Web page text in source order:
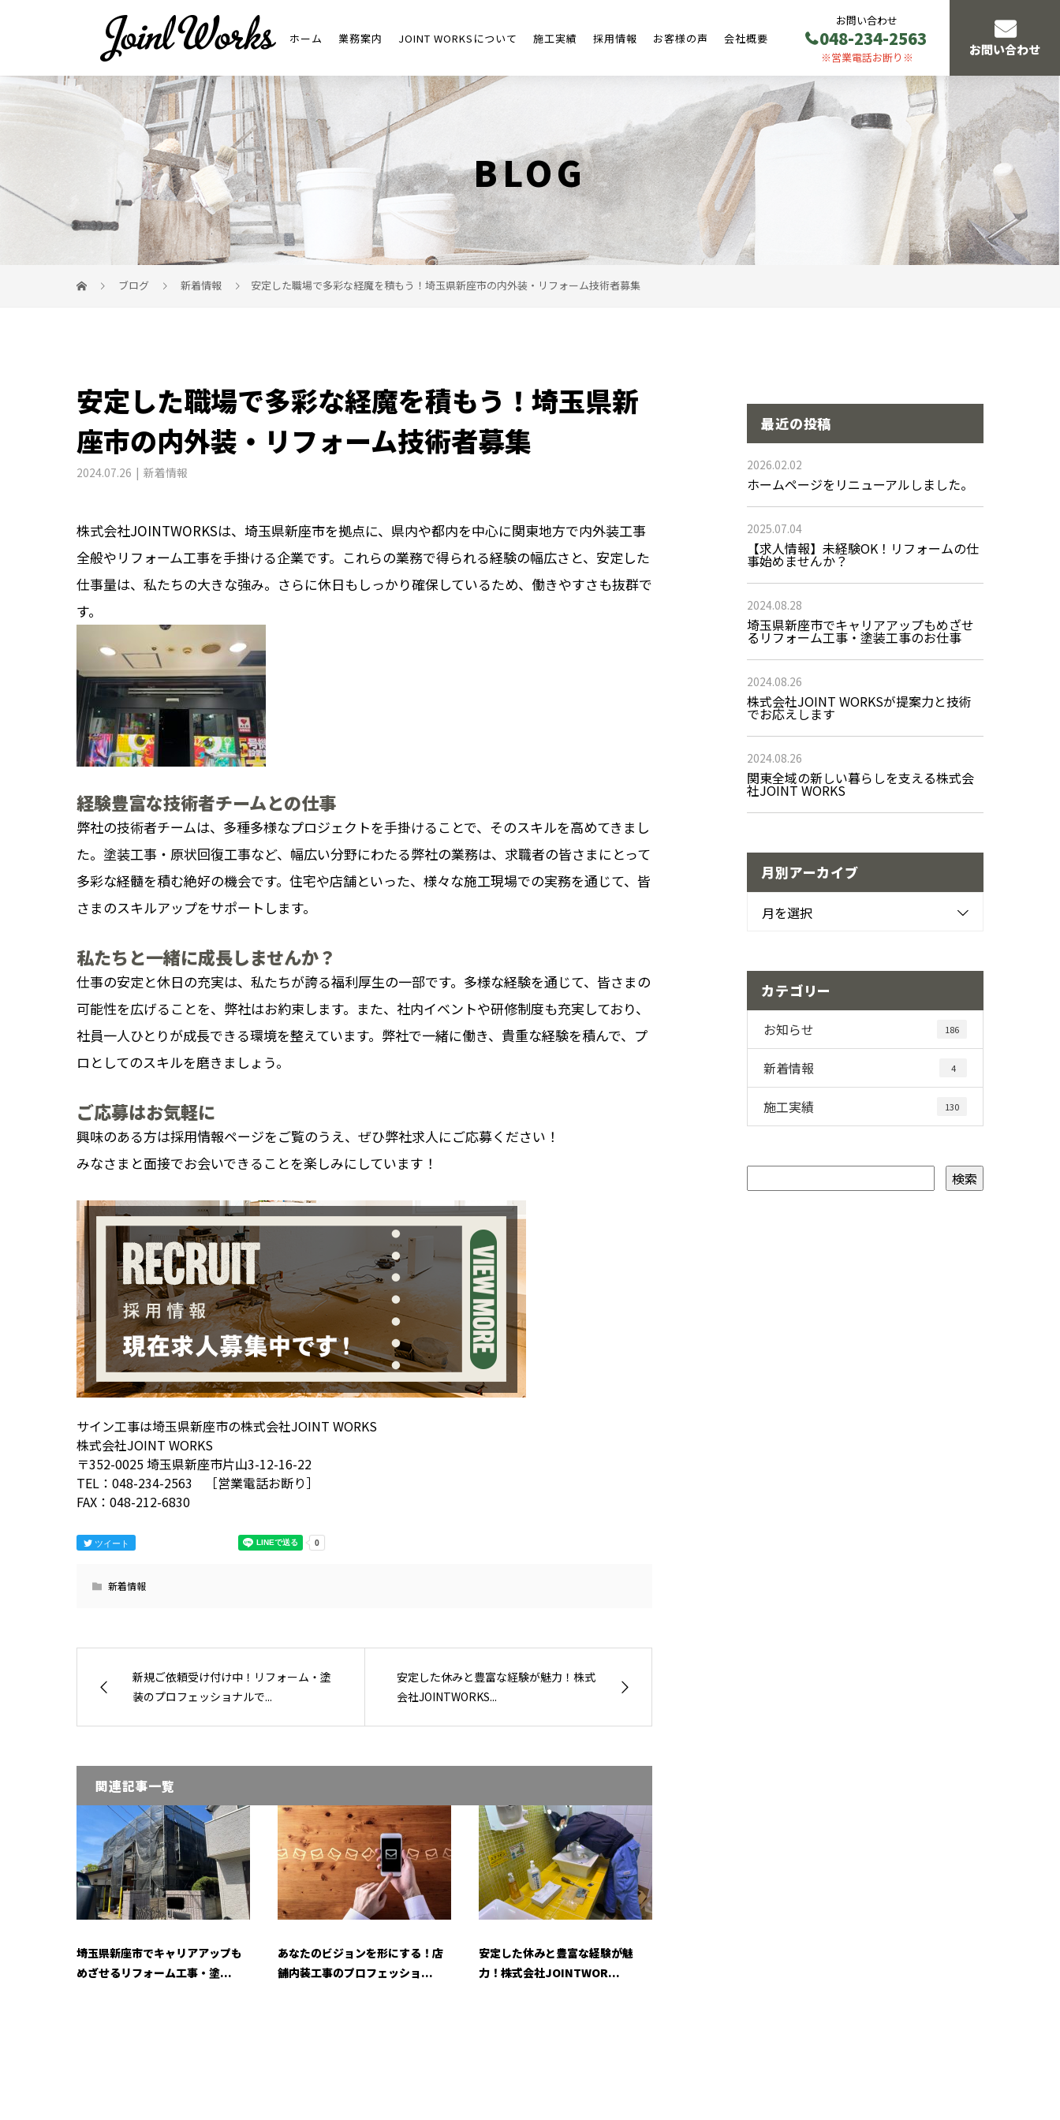
ホーム 業務案内 JOINT WORKSについて 施工実績 採用情報 お客様の声 会社概要
お問い合わせ
048-234-2563
※営業電話お断り※ お問い合わせ
BLOG
ブログ 新着情報 安定した職場で多彩な経魔を積もう！埼玉県新座市の内外装・リフォーム技術者募集
安定した職場で多彩な経魔を積もう！埼玉県新
座市の内外装・リフォーム技術者募集
2024.07.26 新着情報
株式会社JOINTWORKSは、埼玉県新座市を拠点に、県内や都内を中心に関東地方で内外装工事
全般やリフォーム工事を手掛ける企業です。これらの業務で得られる経験の幅広さと、安定した
仕事量は、私たちの大きな強み。さらに休日もしっかり確保しているため、働きやすさも抜群で
す。
経験豊富な技術者チームとの仕事
弊社の技術者チームは、多種多様なプロジェクトを手掛けることで、そのスキルを高めてきまし
た。塗装工事・原状回復工事など、幅広い分野にわたる弊社の業務は、求職者の皆さまにとって
多彩な経髓を積む絶好の機会です。住宅や店舗といった、様々な施工現場での実務を通じて、皆
さまのスキルアップをサポートします。
私たちと一緒に成長しませんか？
仕事の安定と休日の充実は、私たちが誇る福利厚生の一部です。多様な経験を通じて、皆さまの
可能性を広げることを、弊社はお約束します。また、社内イベントや研修制度も充実しており、
社員一人ひとりが成長できる環境を整えています。弊社で一緒に働き、貴重な経験を積んで、プ
ロとしてのスキルを磨きましょう。
ご応募はお気軽に
興味のある方は採用情報ページをご覧のうえ、ぜひ弊社求人にご応募ください！
みなさまと面接でお会いできることを楽しみにしています！
サイン工事は埼玉県新座市の株式会社JOINT WORKS
株式会社JOINT WORKS
〒352-0025 埼玉県新座市片山3-12-16-22
TEL：048-234-2563 ［営業電話お断り］
FAX：048-212-6830
ツイート
新着情報
新規ご依頼受け付け中！リフォーム・塗
装のプロフェッショナルで...
安定した休みと豊富な経験が魅力！株式
会社JOINTWORKS...
関連記事一覧
埼玉県新座市でキャリアアップも
めざせるリフォーム工事・塗...
あなたのビジョンを形にする！店
舗内装工事のプロフェッショ...
安定した休みと豊富な経験が魅
力！株式会社JOINTWOR...
最近の投稿
2026.02.02
ホームページをリニューアルしました。
2025.07.04
【求人情報】未経験OK！リフォームの仕
事始めませんか？
2024.08.28
埼玉県新座市でキャリアアップもめざせ
るリフォーム工事・塗装工事のお仕事
2024.08.26
株式会社JOINT WORKSが提案力と技術
でお応えします
2024.08.26
関東全域の新しい暮らしを支える株式会
社JOINT WORKS
月別アーカイブ
月を選択
カテゴリー
お知らせ 186
新着情報 4
施工実績 130